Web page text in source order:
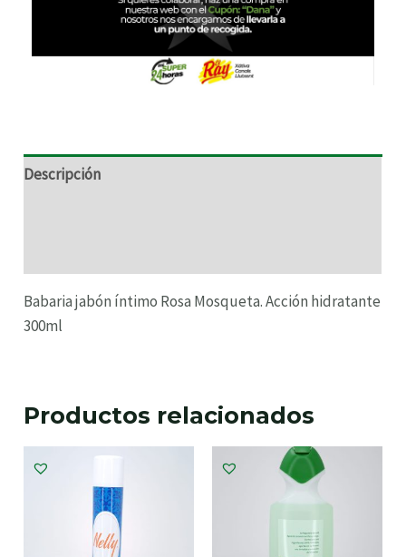
Descripción
Babaria jabón íntimo Rosa Mosqueta. Acción hidratante
300ml
Productos relacionados